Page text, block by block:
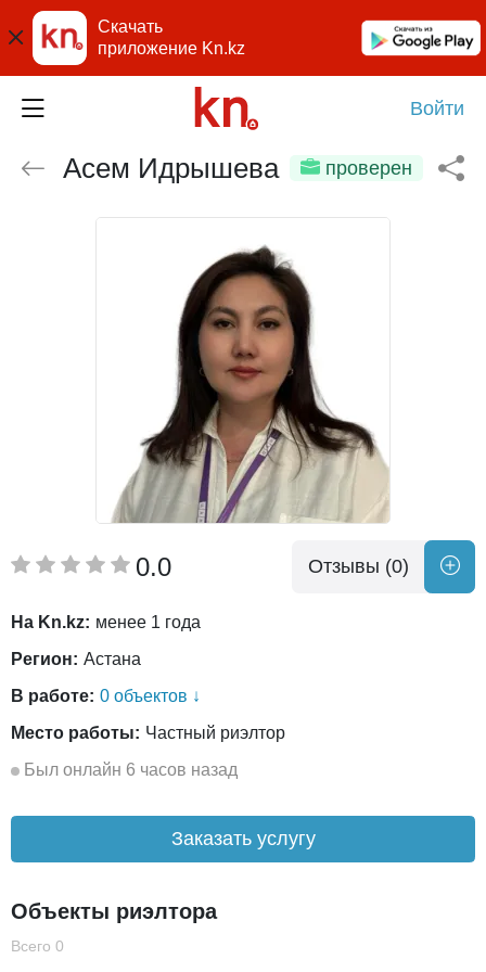
Скачать
приложение Kn.kz
Войти
Асем Идрышева проверен
0.0 Отзывы (0)
На Kn.kz: менее 1 года
Регион: Астана
В работе: 0 объектов ↓
Место работы: Частный риэлтор
Был онлайн 6 часов назад
Заказать услугу
Объекты риэлтора
Всего 0